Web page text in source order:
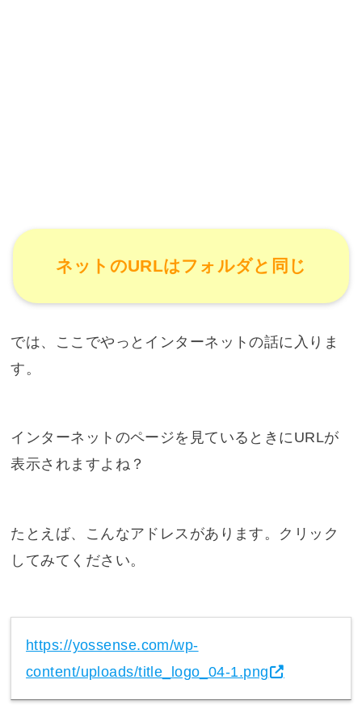
ネットのURLはフォルダと同じ
では、ここでやっとインターネットの話に入りま
す。
インターネットのページを見ているときにURLが
表示されますよね？
たとえば、こんなアドレスがあります。クリック
してみてください。
https://yossense.com/wp-
content/uploads/title_logo_04-1.png